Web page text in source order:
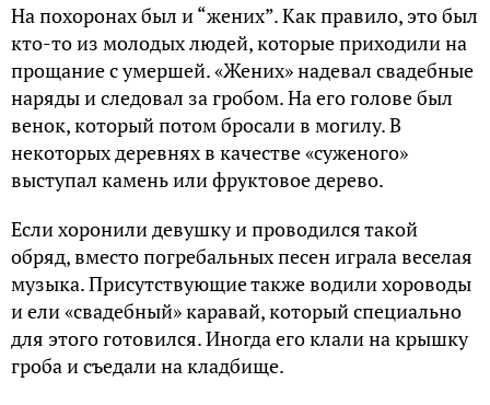
На похоронах был и “жених”. Как правило, это был
кто-то из молодых людей, которые приходили на
прощание с умершей. «Жених» надевал свадебные
наряды и следовал за гробом. На его голове был
венок, который потом бросали в могилу. В
некоторых деревнях в качестве «суженого»
выступал камень или фруктовое дерево.
Если хоронили девушку и проводился такой
обряд, вместо погребальных песен играла веселая
музыка. Присутствующие также водили хороводы
и ели «свадебный» каравай, который специально
для этого готовился. Иногда его клали на крышку
гроба и съедали на кладбище.